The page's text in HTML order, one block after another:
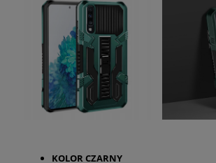
KOLOR CZARNY